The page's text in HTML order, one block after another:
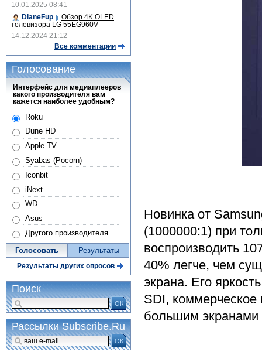
Новинка от
(1000000:1) при
воспроизводить
40% легче, чем
экрана. Его
SDI, коммерческое
большим экранами
10.01.2025 08:41
DianeFup
Обзор 4K OLED
телевизора LG 55EG960V
14.12.2024 21:12
Все комментарии
Голосование
Интерфейс для медиаплееров
какого производителя вам
кажется наиболее удобным?
Roku
Dune HD
Apple TV
Syabas (Pocorn)
Iconbit
iNext
WD
Asus
Другого производителя
Голосовать Результаты
Результаты других опросов
Поиск
ОК
Рассылки Subscribe.Ru
ОК